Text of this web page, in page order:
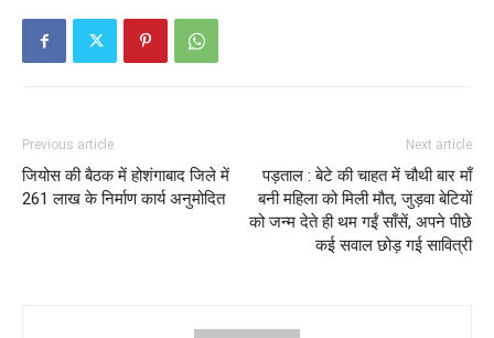
Previous article
जियोस की बैठक में होशंगाबाद जिले में
261 लाख के निर्माण कार्य अनुमोदित
Next article
पड़ताल : बेटे की चाहत में चौथी बार माँ
बनी महिला को मिली मौत, जुड़वा बेटियों
को जन्म देते ही थम गईं साँसें, अपने पीछे
कई सवाल छोड़ गई सावित्री